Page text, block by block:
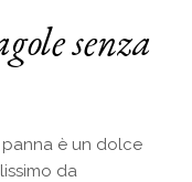
senza
è un dolce
da